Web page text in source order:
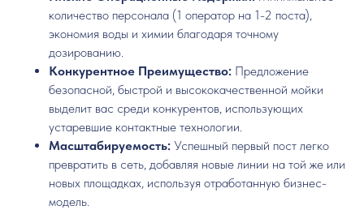
количество персонала (1 оператор на 1-2 поста),
экономия воды и химии благодаря точному
дозированию.
Конкурентное Преимущество: Предложение
безопасной, быстрой и высококачественной мойки
выделит вас среди конкурентов, использующих
устаревшие контактные технологии.
Масштабируемость: Успешный первый пост легко
превратить в сеть, добавляя новые линии на той же или
новых площадках, используя отработанную бизнес-
модель.